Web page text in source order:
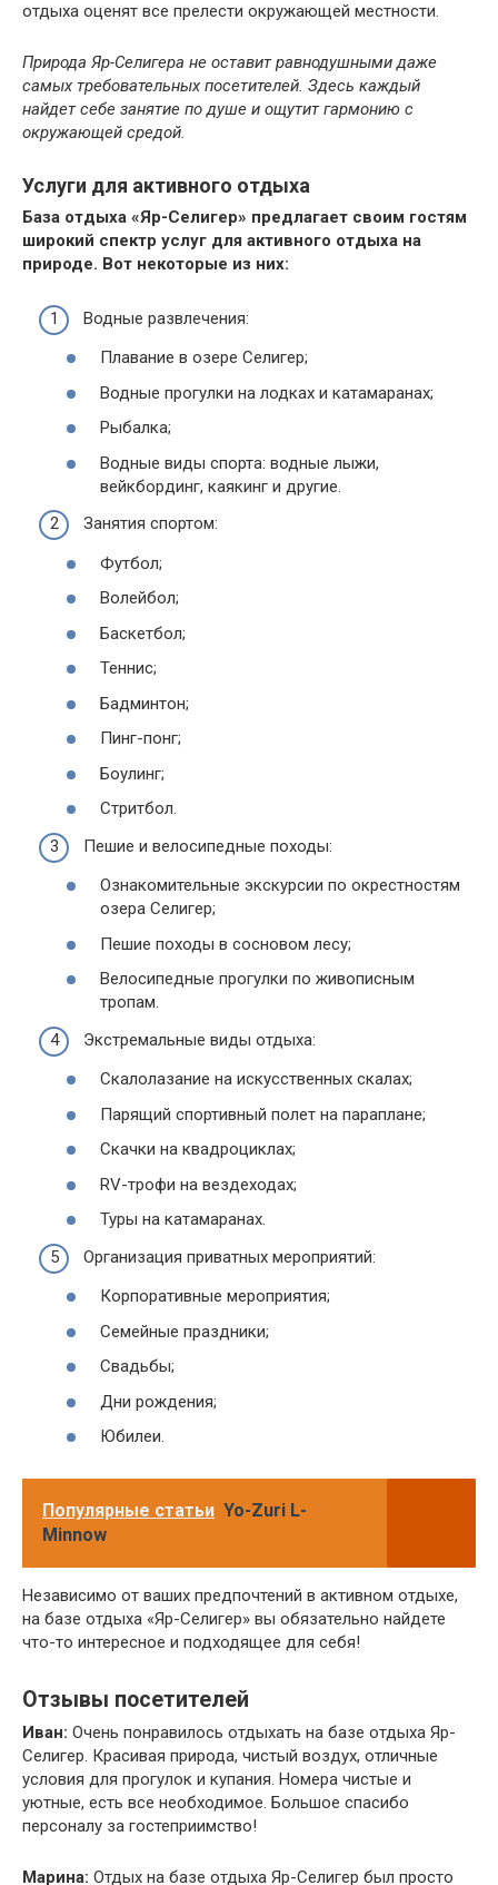
отдыха оценят все прелести окружающей местности.
Природа Яр-Селигера не оставит равнодушными даже
самых требовательных посетителей. Здесь каждый
найдет себе занятие по душе и ощутит гармонию с
окружающей средой.
Услуги для активного отдыха
База отдыха «Яр-Селигер» предлагает своим гостям
широкий спектр услуг для активного отдыха на
природе. Вот некоторые из них:
Водные развлечения:
Плавание в озере Селигер;
Водные прогулки на лодках и катамаранах;
Рыбалка;
Водные виды спорта: водные лыжи,
вейкбординг, каякинг и другие.
Занятия спортом:
Футбол;
Волейбол;
Баскетбол;
Теннис;
Бадминтон;
Пинг-понг;
Боулинг;
Стритбол.
Пешие и велосипедные походы:
Ознакомительные экскурсии по окрестностям
озера Селигер;
Пешие походы в сосновом лесу;
Велосипедные прогулки по живописным
тропам.
Экстремальные виды отдыха:
Скалолазание на искусственных скалах;
Парящий спортивный полет на параплане;
Скачки на квадроциклах;
RV-трофи на вездеходах;
Туры на катамаранах.
Организация приватных мероприятий:
Корпоративные мероприятия;
Семейные праздники;
Свадьбы;
Дни рождения;
Юбилеи.
Популярные статьи Yo-Zuri L-
Minnow
Независимо от ваших предпочтений в активном отдыхе,
на базе отдыха «Яр-Селигер» вы обязательно найдете
что-то интересное и подходящее для себя!
Отзывы посетителей
Иван: Очень понравилось отдыхать на базе отдыха Яр-
Селигер. Красивая природа, чистый воздух, отличные
условия для прогулок и купания. Номера чистые и
уютные, есть все необходимое. Большое спасибо
персоналу за гостеприимство!
Марина: Отдых на базе отдыха Яр-Селигер был просто